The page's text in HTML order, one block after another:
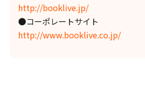
http://booklive.jp/
●コーポレートサイト
http://www.booklive.co.jp/